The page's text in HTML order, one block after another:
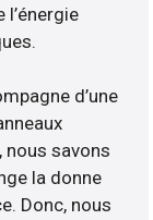
d’une
nous savons
la donne
Donc, nous